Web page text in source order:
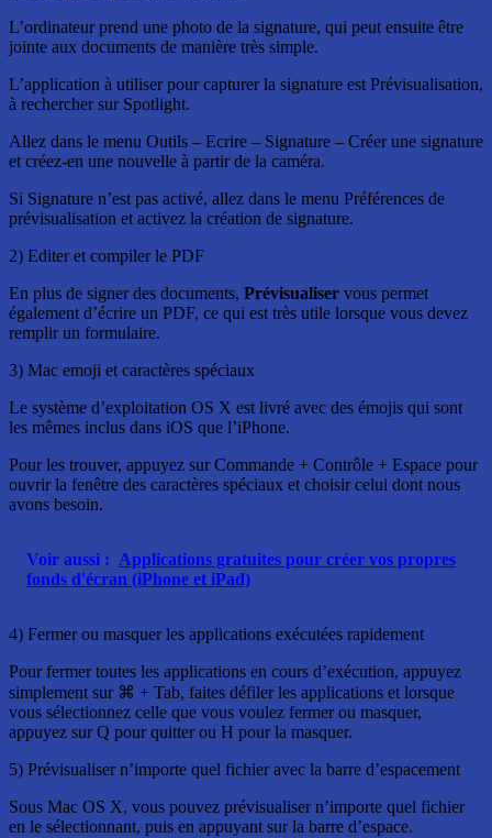
L’ordinateur prend une photo de la signature, qui peut ensuite être
jointe aux documents de manière très simple.
L’application à utiliser pour capturer la signature est Prévisualisation,
à rechercher sur Spotlight.
Allez dans le menu Outils – Ecrire – Signature – Créer une signature
et créez-en une nouvelle à partir de la caméra.
Si Signature n’est pas activé, allez dans le menu Préférences de
prévisualisation et activez la création de signature.
2) Editer et compiler le PDF
En plus de signer des documents, Prévisualiser vous permet
également d’écrire un PDF, ce qui est très utile lorsque vous devez
remplir un formulaire.
3) Mac emoji et caractères spéciaux
Le système d’exploitation OS X est livré avec des émojis qui sont
les mêmes inclus dans iOS que l’iPhone.
Pour les trouver, appuyez sur Commande + Contrôle + Espace pour
ouvrir la fenêtre des caractères spéciaux et choisir celui dont nous
avons besoin.
Voir aussi : Applications gratuites pour créer vos propres
fonds d'écran (iPhone et iPad)
4) Fermer ou masquer les applications exécutées rapidement
Pour fermer toutes les applications en cours d’exécution, appuyez
simplement sur ⌘ + Tab, faites défiler les applications et lorsque
vous sélectionnez celle que vous voulez fermer ou masquer,
appuyez sur Q pour quitter ou H pour la masquer.
5) Prévisualiser n’importe quel fichier avec la barre d’espacement
Sous Mac OS X, vous pouvez prévisualiser n’importe quel fichier
en le sélectionnant, puis en appuyant sur la barre d’espace.